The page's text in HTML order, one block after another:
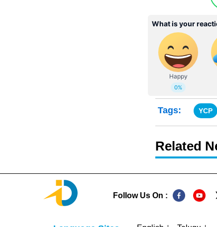
Tags: YCP
Related
Follow Us On :